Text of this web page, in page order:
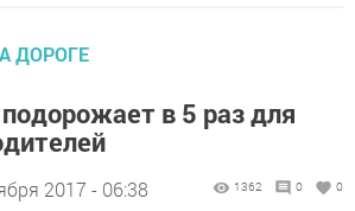
ДОРОГЕ
в 5 раз для
2017 - 06:38 1362 0 0